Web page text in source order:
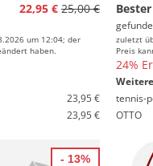
22,95 € 25,00 €
um 12:04; der
haben.
23,95 €
23,95 €
zuletzt
Preis
24%
tennis-
OTTO
- 13%